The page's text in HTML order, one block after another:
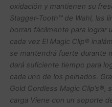
oxidación y mantienen su
Stagger-Tooth™ de Wahl, las
borran fácilmente para lograr
cada vez El Magic Clip®
se mantendrá fuerte durante
dará suficiente tiempo para
cada uno de los peinados.
Gold Cordless Magic Clip’s®,
carga Viene con un soporte